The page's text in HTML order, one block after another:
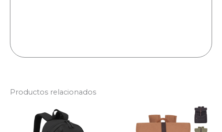
Productos relacionados